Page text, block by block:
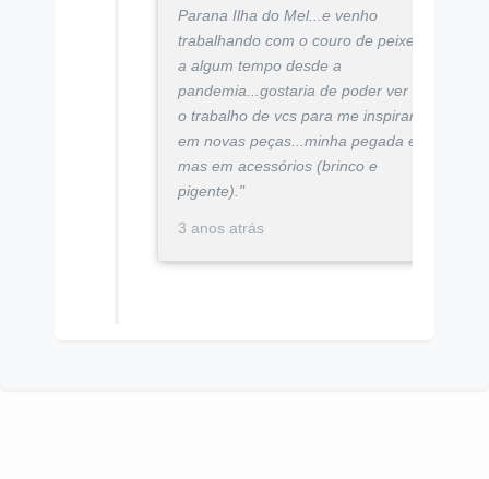
Parana Ilha do Mel...e venho
trabalhando com o couro de peixe
a algum tempo desde a
pandemia...gostaria de poder ver
o trabalho de vcs para me inspirar
em novas peças...minha pegada é
mas em acessórios (brinco e
pigente)."
3 anos atrás